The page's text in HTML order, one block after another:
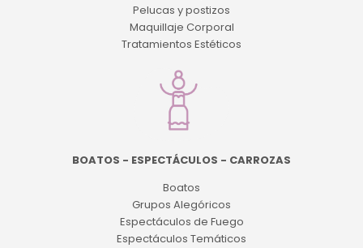
Pelucas y postizos
Maquillaje Corporal
Tratamientos Estéticos
BOATOS - ESPECTÁCULOS - CARROZAS
Boatos
Grupos Alegóricos
Espectáculos de Fuego
Espectáculos Temáticos